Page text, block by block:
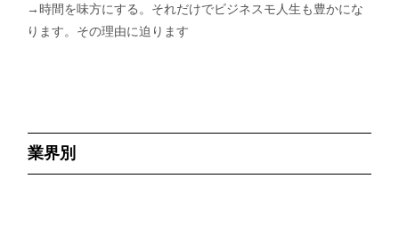
→時間を味方にする。それだけでビジネスモ人生も豊かにな
ります。その理由に迫ります
業界別